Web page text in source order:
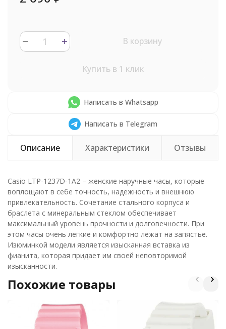
В корзину
Купить в 1 клик
Написать в Whatsapp
Написать в Telegram
Описание Характеристики Отзывы
Casio LTP-1237D-1A2 – женские наручные часы, которые
воплощают в себе точность, надежность и внешнюю
привлекательность. Сочетание стального корпуса и
браслета с минеральным стеклом обеспечивает
максимальный уровень прочности и долговечности. При
этом часы очень легкие и комфортно лежат на запястье.
Изюминкой модели является изысканная вставка из
фианита, которая придает им своей неповторимой
изысканности.
Похожие товары